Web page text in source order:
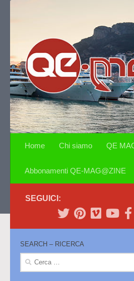
Home Chi siamo QE
Abbonamenti QE-MAG@ZINE
SEGUICI:
SEARCH – RICERCA
Ricerca